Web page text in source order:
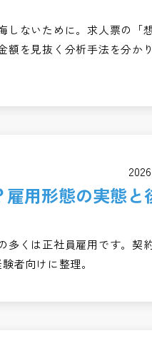
しないために。求人票の「
額を見抜く分析手法を分か
用形態の実態と
多くは正社員雇用です。契
者向けに整理。